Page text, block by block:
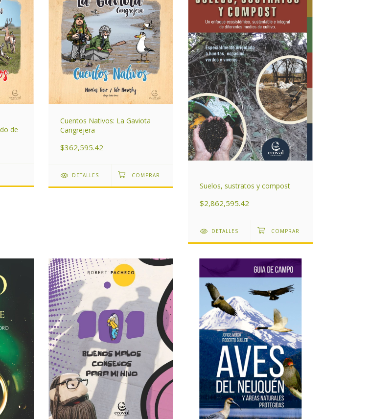
de
Cuentos Nativos: La Gaviota
Cangrejera
$362,595.42
DETALLES
Suelos, sustratos y compost
$2,862,595.42
DETALLES